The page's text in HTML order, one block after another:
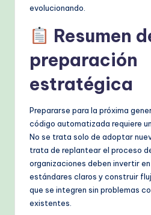
evolucionando.
Resumen
preparación
estratégica
Prepararse para la próxima
código automatizada requiere
No se trata solo de adoptar
trata de replantear el proceso
organizaciones deben invertir
estándares claros y construir
que se integren sin problemas
existentes.